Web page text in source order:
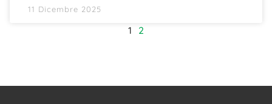
11 Dicembre 2025
1 2